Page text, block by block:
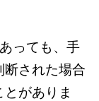
っても、手
断された場合
がありま